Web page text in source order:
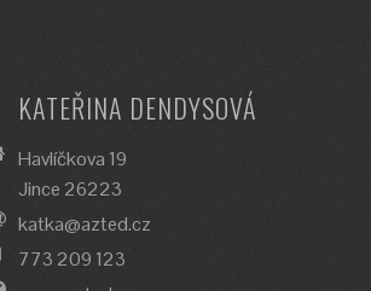
KATEŘINA DENDYSOVÁ
Havlíčkova 19
Jince 26223
katka@azted.cz
773 209 123